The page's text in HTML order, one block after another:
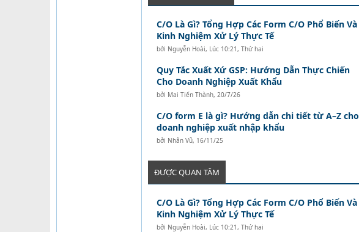
C/O Là Gì? Tổng Hợp Các Form C/O Phổ Biến Và
Kinh Nghiệm Xử Lý Thực Tế
bởi Nguyễn Hoài, Lúc 10:21, Thứ hai
Quy Tắc Xuất Xứ GSP: Hướng Dẫn Thực Chiến
Cho Doanh Nghiệp Xuất Khẩu
bởi Mai Tiến Thành, 20/7/26
C/O form E là gì? Hướng dẫn chi tiết từ A–Z cho
doanh nghiệp xuất nhập khẩu
bởi Nhân Vũ, 16/11/25
ĐƯỢC QUAN TÂM
C/O Là Gì? Tổng Hợp Các Form C/O Phổ Biến Và
Kinh Nghiệm Xử Lý Thực Tế
bởi Nguyễn Hoài, Lúc 10:21, Thứ hai